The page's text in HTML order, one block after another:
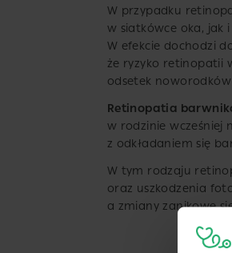
W przypadku
w siatkówce oka, jak
W efekcie dochodzi
że ryzyko retinopatii
odsetek
Retinopatia
w rodzinie wcześniej
z odkładaniem się
W tym rodzaju
oraz uszkodzenia
a zmiany zanikowe